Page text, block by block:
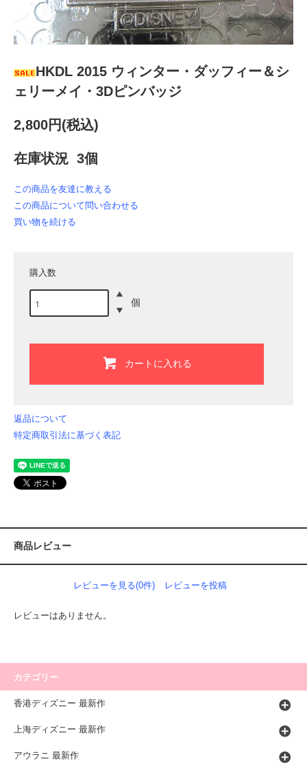
HKDL 2015 ウィンター・ダッフィー＆シ
ェリーメイ・3Dピンバッジ
2,800円(税込)
在庫状況 3個
この商品を友達に教える
この商品について問い合わせる
買い物を続ける
購入数
個
カートに入れる
返品について
特定商取引法に基づく表記
商品レビュー
レビューを見る(0件) レビューを投稿
レビューはありません。
カテゴリー
香港ディズニー 最新作
上海ディズニー 最新作
アウラニ 最新作